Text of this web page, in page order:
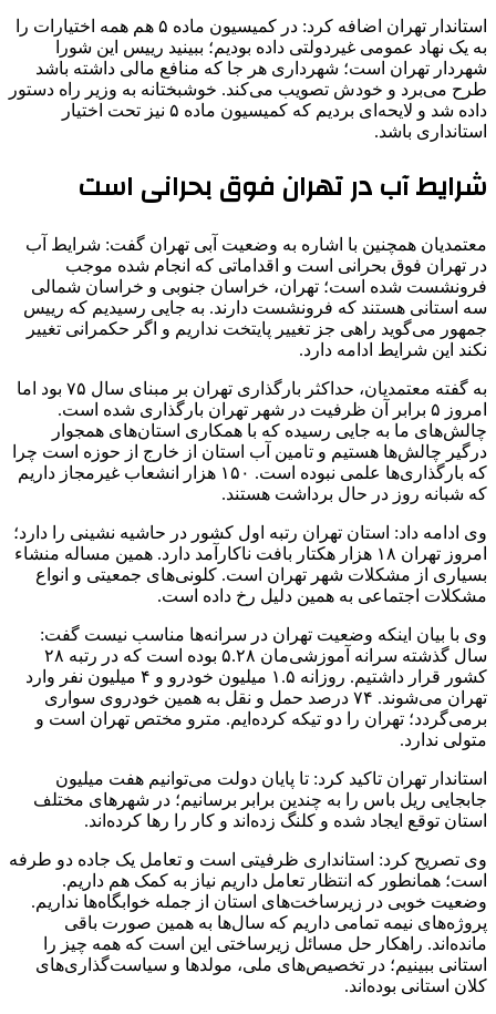
استاندار تهران اضافه کرد: در کمیسیون ماده ۵ هم همه اختیارات را
به یک نهاد عمومی غیردولتی داده بودیم؛ ببینید رییس این شورا
شهردار تهران است؛ شهرداری هر جا که منافع مالی داشته باشد
طرح می‌برد و خودش تصویب می‌کند. خوشبختانه به وزیر راه دستور
داده شد و لایحه‌ای بردیم که کمیسیون ماده ۵ نیز تحت اختیار
استانداری باشد.
شرایط آب در تهران فوق بحرانی است
معتمدیان همچنین با اشاره به وضعیت آبی تهران گفت: شرایط آب
در تهران فوق بحرانی است و اقداماتی که انجام شده موجب
فرونشست شده است؛ تهران، خراسان جنوبی و خراسان شمالی
سه استانی هستند که فرونشست دارند. به جایی رسیدیم که رییس
جمهور می‌گوید راهی جز تغییر پایتخت نداریم و اگر حکمرانی تغییر
نکند این شرایط ادامه دارد.
به گفته معتمدیان، حداکثر بارگذاری تهران بر مبنای سال ۷۵ بود اما
امروز ۵ برابر آن ظرفیت در شهر تهران بارگذاری شده است.
چالش‌های ما به جایی رسیده که با همکاری استان‌های همجوار
درگیر چالش‌ها هستیم و تامین آب استان از خارج از حوزه است چرا
که بارگذاری‌ها علمی نبوده است. ۱۵۰ هزار انشعاب غیرمجاز داریم
که شبانه روز در حال برداشت هستند.
وی ادامه داد: استان تهران رتبه اول کشور در حاشیه نشینی را دارد؛
امروز تهران ۱۸ هزار هکتار بافت ناکارآمد دارد. همین مساله منشاء
بسیاری از مشکلات شهر تهران است. کلونی‌های جمعیتی و انواع
مشکلات اجتماعی به همین دلیل رخ داده است.
وی با بیان اینکه وضعیت تهران در سرانه‌ها مناسب نیست گفت:
سال گذشته سرانه آموزشی‌مان ۵.۲۸ بوده است که در رتبه ۲۸
کشور قرار داشتیم. روزانه ۱.۵ میلیون خودرو و ۴ میلیون نفر وارد
تهران می‌شوند. ۷۴ درصد حمل و نقل به همین خودروی سواری
برمی‌گردد؛ تهران را دو تیکه کرده‌ایم. مترو مختص تهران است و
متولی ندارد.
استاندار تهران تاکید کرد: تا پایان دولت می‌توانیم هفت میلیون
جابجایی ریل باس را به چندین برابر برسانیم؛ در شهرهای مختلف
استان توقع ایجاد شده و کلنگ زده‌اند و کار را رها کرده‌اند.
وی تصریح کرد: استانداری ظرفیتی است و تعامل یک جاده دو طرفه
است؛ همانطور که انتظار تعامل داریم نیاز به کمک هم داریم.
وضعیت خوبی در زیرساخت‌های استان از جمله خوابگاه‌ها نداریم.
پروژه‌های نیمه تمامی داریم که سال‌ها به همین صورت باقی
مانده‌اند. راهکار حل مسائل زیرساختی این است که همه چیز را
استانی ببینیم؛ در تخصیص‌های ملی، مولدها و سیاست‌گذاری‌های
کلان استانی بوده‌اند.